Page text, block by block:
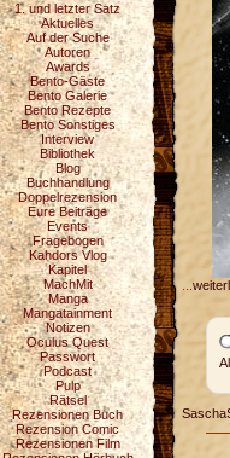
1. und letzter Satz
Aktuelles
Auf der Suche
Autoren
Awards
Bento-Gäste
Bento Galerie
Bento Rezepte
Bento Sonstiges
Interview
Bibliothek
Blog
Buchhandlung
Doppelrezension
Eure Beiträge
Events
Fragebogen
Kahdors Vlog
Kapitel
MachMit
Manga
Mangatainment
Notizen
Oculus Quest
Passwort
Podcast
Pulp
Rätsel
Rezensionen Buch
Rezension Comic
Rezensionen Film